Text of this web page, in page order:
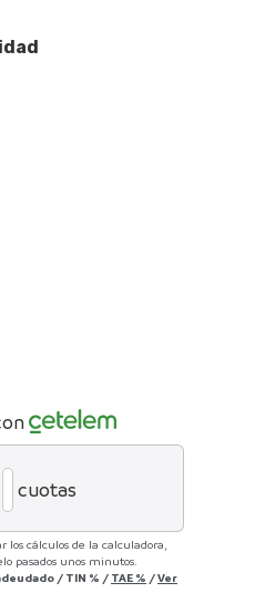
cuotas
los cálculos de la calculadora,
pasados unos minutos.
/ TIN % / TAE % /Ver